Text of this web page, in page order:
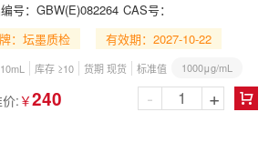
号： GBW(E)082264 CAS号：
：坛墨质检
有效期：2027-10-22
库存 ≥10 货期 现货 标准值 1000μg/mL
: ￥240 
- +